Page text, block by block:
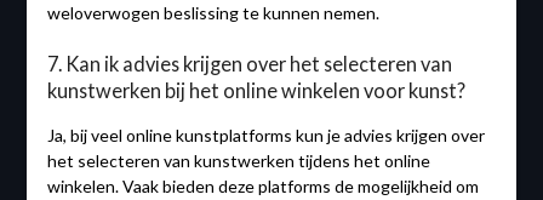
weloverwogen beslissing te kunnen nemen.
7. Kan ik advies krijgen over het selecteren van
kunstwerken bij het online winkelen voor kunst?
Ja, bij veel online kunstplatforms kun je advies krijgen over
het selecteren van kunstwerken tijdens het online
winkelen. Vaak bieden deze platforms de mogelijkheid om